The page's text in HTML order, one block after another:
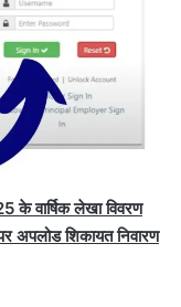
के वार्षिक लेखा विवरण
अपलोड शिकायत निवारण